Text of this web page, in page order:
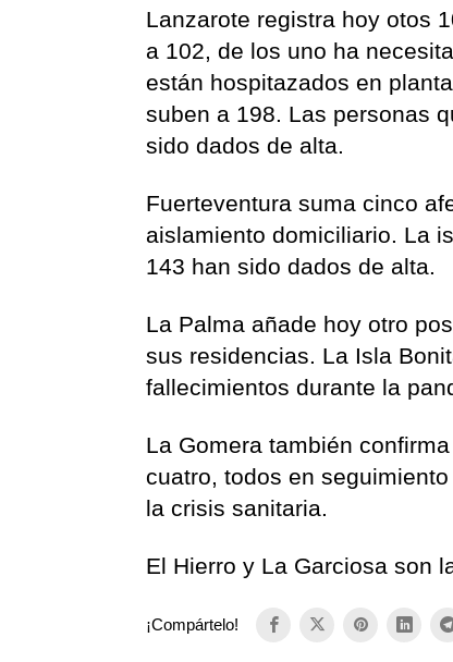
Lanzarote registra hoy otos
a 102, de los uno ha
están hospitazados en
suben a 198. Las personas
sido dados de alta.
Fuerteventura suma cinco
aislamiento domiciliario. La
143 han sido dados de alta.
La Palma añade hoy otro
sus residencias. La Isla
fallecimientos durante la
La Gomera también
cuatro, todos en
la crisis sanitaria.
El Hierro y La Garciosa son
¡Compártelo!